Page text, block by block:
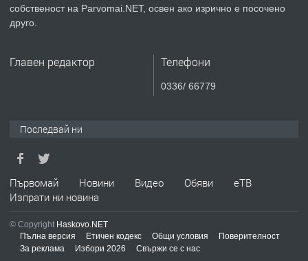
ПРЕДЛАГА Уроци по Математика
ТЪРСИ
собственост на Parvomai.NET, освен ако изрично е посочено
друго.
Главен редактор Телефони
0336/ 66779
Последвай ни
Първомай Новини Видео Обяви
еТВ
Изпрати ни новина
© Copyright Haskovo.NET
Пълна версия
Етичен кодекс Общи условия
Поверителност
За реклама
Избори 2026 Свържи се с нас